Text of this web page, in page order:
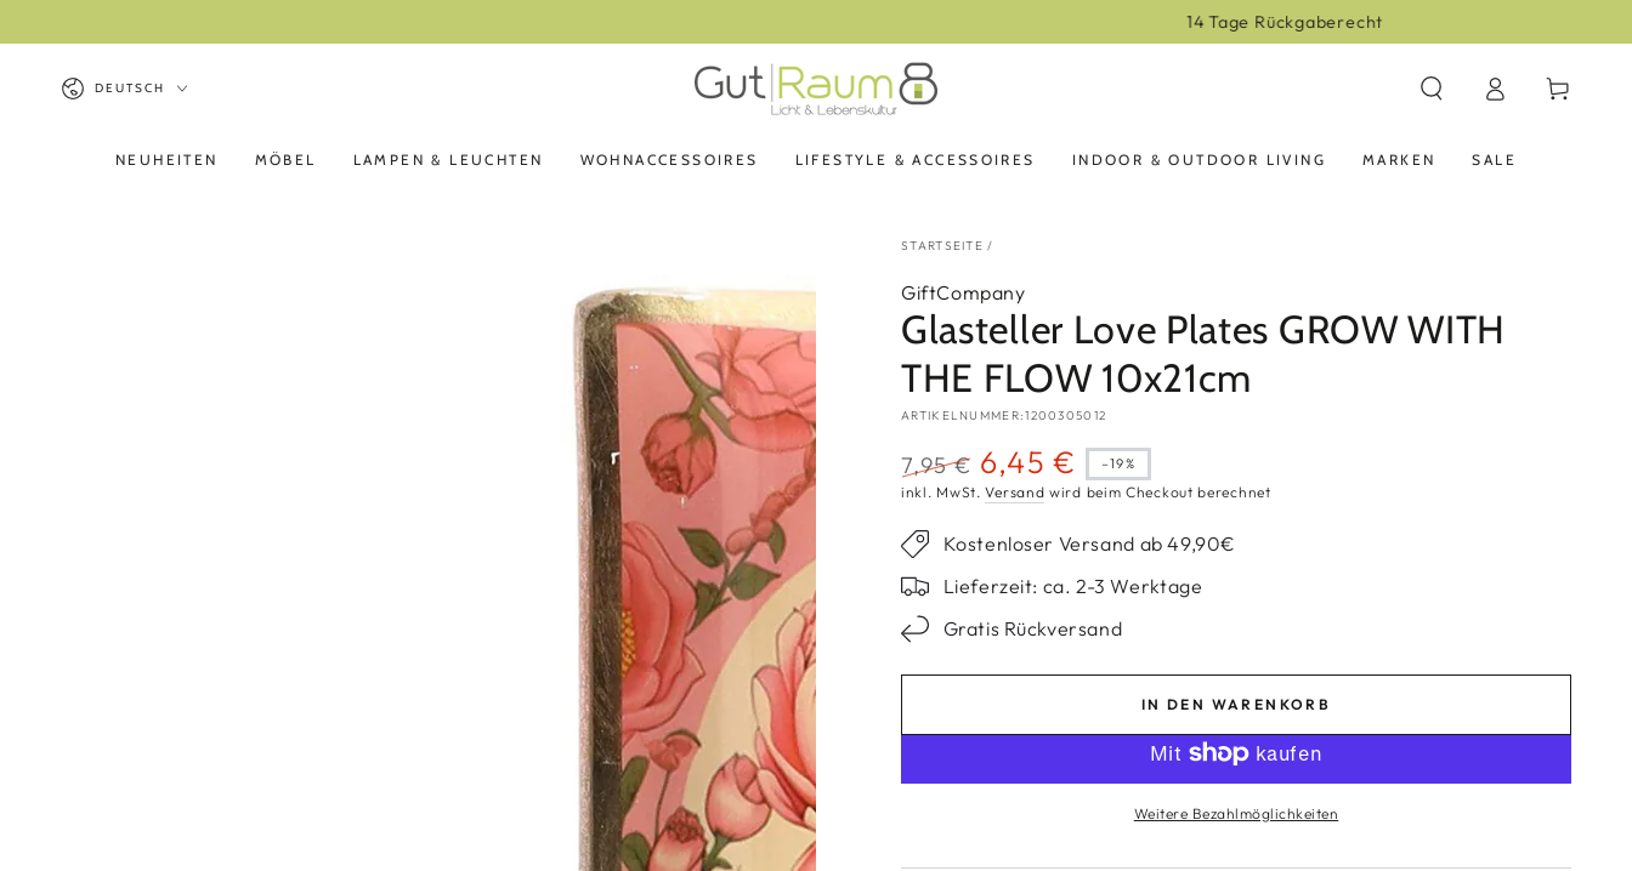
Sprache
DEUTSCH
NEUHEITEN MÖBEL LAMPEN & LEUCHTEN WOHNACCESSOIRES LIFESTYLE & ACCESSOIRES INDOOR & OUTDOOR LIVING MARKEN SALE
EinloggenWarenkorb
STARTSEITE /
GiftCompany
Glasteller Love Plates GROW WITH
THE FLOW 10x21cm
ARTIKELNUMMER:1200305012
Regulärer
7,95 €
Verkaufspreis
6,45 € –19%
inkl. MwSt.Versand wird beim Checkout berechnet
Kostenloser Versand ab 49,90€
Lieferzeit: ca. 2-3 Werktage
Gratis Rückversand
IN DEN WARENKORB
Weitere Bezahlmöglichkeiten